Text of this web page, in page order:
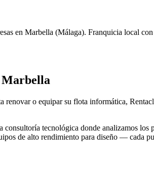
en Marbella (Málaga). Franquicia local
Marbella
renovar o equipar su flota informática,
tecnológica donde analizamos
de alto rendimiento para diseño — cada